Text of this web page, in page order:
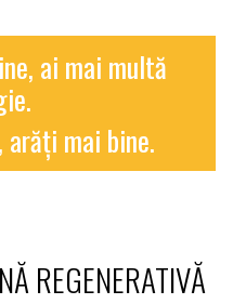
ai mai multă
arăți mai bine.
REGENERATIVĂ